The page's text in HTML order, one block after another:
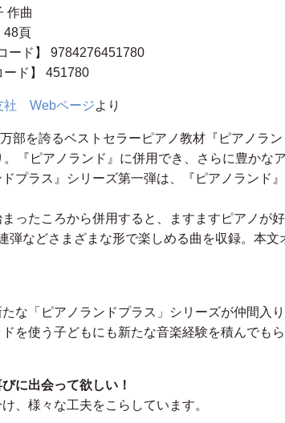
作曲
48頁
ード】 9784276451780
ード】 451780
社 Webページより
部を誇るベストセラーピアノ教材『ピアノラ
。『ピアノランド』に併用でき、さらに豊かな
プラス』シリーズ第一弾は、『ピアノランド
ったころから併用すると、ますますピアノが
などさまざまな形で楽しめる曲を収録。本文
な「ピアノランドプラス」シリーズが仲間入り
を使う子どもにも新たな音楽経験を積んでも
に出会って欲しい！
、様々な工夫をこらしています。